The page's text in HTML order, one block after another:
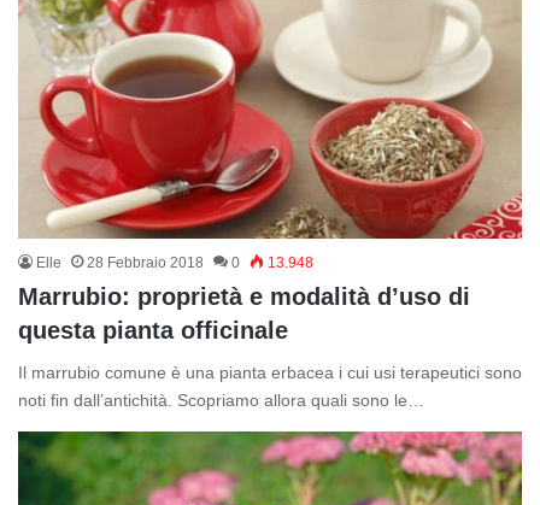
Elle 28 Febbraio 2018 0 13.948
Marrubio: proprietà e modalità d’uso di
questa pianta officinale
Il marrubio comune è una pianta erbacea i cui usi terapeutici sono
noti fin dall’antichità. Scopriamo allora quali sono le…